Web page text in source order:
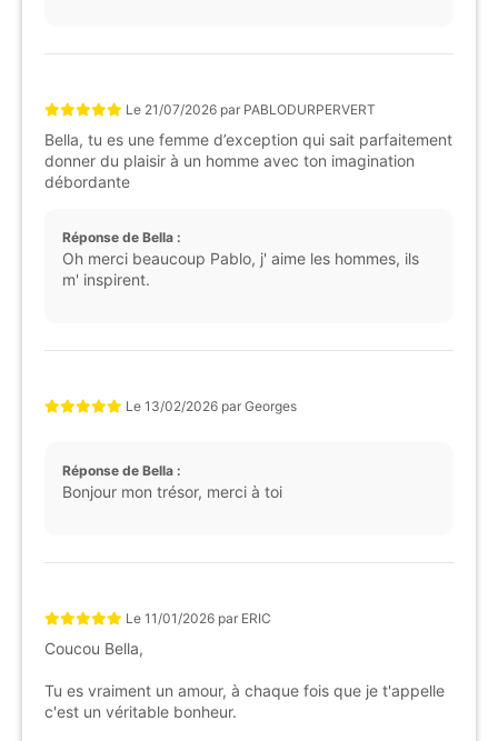
Le 21/07/2026 par PABLODURPERVERT
Bella, tu es une femme d’exception qui sait parfaitement
donner du plaisir à un homme avec ton imagination
débordante
Réponse de Bella :
Oh merci beaucoup Pablo, j' aime les hommes, ils
m' inspirent.
Le 13/02/2026 par Georges
Réponse de Bella :
Bonjour mon trésor, merci à toi
Le 11/01/2026 par ERIC
Coucou Bella,
Tu es vraiment un amour, à chaque fois que je t'appelle
c'est un véritable bonheur.